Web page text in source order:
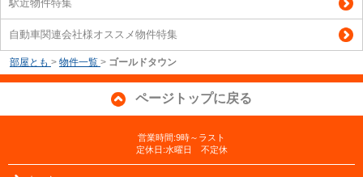
駅近物件特集
自動車関連会社様オススメ物件特集
部屋とも > 物件一覧 > ゴールドタウン
ページトップに戻る
営業時間:9時～ラスト
定休日:水曜日 不定休